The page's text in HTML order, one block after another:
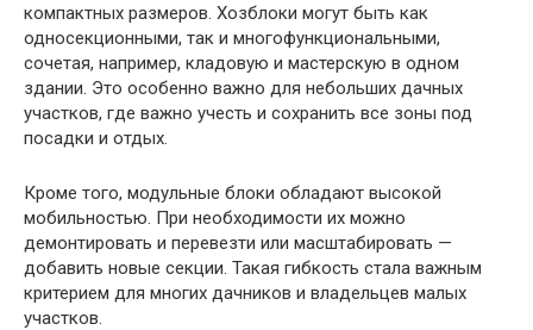
компактных размеров. Хозблоки могут быть как
односекционными, так и многофункциональными,
сочетая, например, кладовую и мастерскую в одном
здании. Это особенно важно для небольших дачных
участков, где важно учесть и сохранить все зоны под
посадки и отдых.
Кроме того, модульные блоки обладают высокой
мобильностью. При необходимости их можно
демонтировать и перевезти или масштабировать —
добавить новые секции. Такая гибкость стала важным
критерием для многих дачников и владельцев малых
участков.